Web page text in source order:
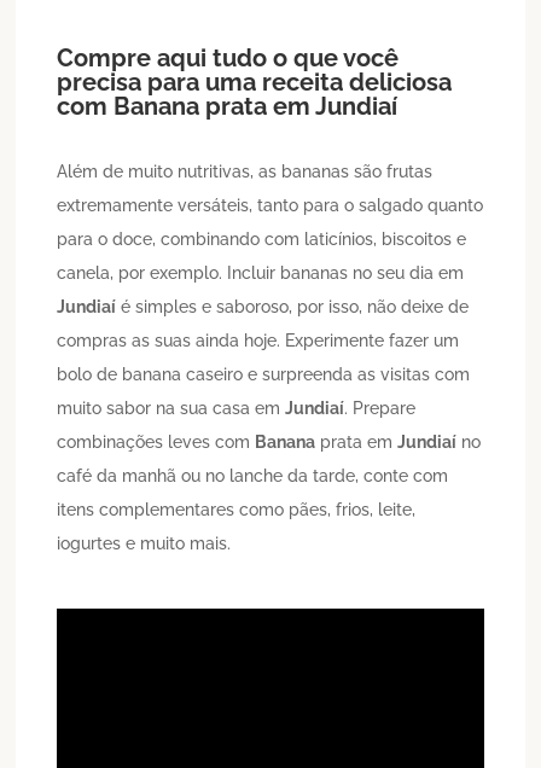
Compre aqui tudo o que você
precisa para uma receita deliciosa
com Banana prata emJundiaí
Além de muito nutritivas, as bananas são frutas
extremamente versáteis, tanto para o salgado quanto
para o doce, combinando com laticínios, biscoitos e
canela, por exemplo. Incluir bananas no seu dia em
Jundiaí é simples e saboroso, por isso, não deixe de
compras as suas ainda hoje. Experimente fazer um
bolo de banana caseiro e surpreenda as visitas com
muito sabor na sua casa emJundiaí. Prepare
combinações leves com Banana prata emJundiaí no
café da manhã ou no lanche da tarde, conte com
itens complementares como pães, frios, leite,
iogurtes e muito mais.